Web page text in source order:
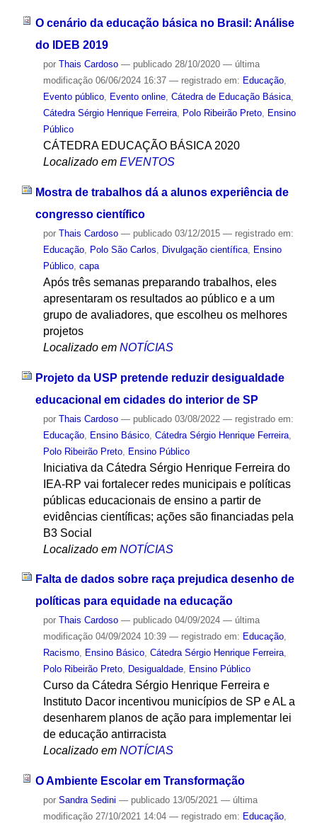
O cenário da educação básica no Brasil: Análise
do IDEB 2019
por Thais Cardoso — publicado28/10/2020 — última
modificação06/06/2024 16:37 — registrado em: Educação,
Evento público, Evento online, Cátedra de Educação Básica,
Cátedra Sérgio Henrique Ferreira, Polo Ribeirão Preto, Ensino
Público
CÁTEDRA EDUCAÇÃO BÁSICA 2020
Localizado em EVENTOS
Mostra de trabalhos dá a alunos experiência de
congresso científico
por Thais Cardoso — publicado03/12/2015 — registrado em:
Educação, Polo São Carlos, Divulgação científica, Ensino
Público, capa
Após três semanas preparando trabalhos, eles
apresentaram os resultados ao público e a um
grupo de avaliadores, que escolheu os melhores
projetos
Localizado em NOTÍCIAS
Projeto da USP pretende reduzir desigualdade
educacional em cidades do interior de SP
por Thais Cardoso — publicado03/08/2022 — registrado em:
Educação, Ensino Básico, Cátedra Sérgio Henrique Ferreira,
Polo Ribeirão Preto, Ensino Público
Iniciativa da Cátedra Sérgio Henrique Ferreira do
IEA-RP vai fortalecer redes municipais e políticas
públicas educacionais de ensino a partir de
evidências científicas; ações são financiadas pela
B3 Social
Localizado em NOTÍCIAS
Falta de dados sobre raça prejudica desenho de
políticas para equidade na educação
por Thais Cardoso — publicado04/09/2024 — última
modificação04/09/2024 10:39 — registrado em: Educação,
Racismo, Ensino Básico, Cátedra Sérgio Henrique Ferreira,
Polo Ribeirão Preto, Desigualdade, Ensino Público
Curso da Cátedra Sérgio Henrique Ferreira e
Instituto Dacor incentivou municípios de SP e AL a
desenharem planos de ação para implementar lei
de educação antirracista
Localizado em NOTÍCIAS
O Ambiente Escolar em Transformação
por Sandra Sedini — publicado13/05/2021 — última
modificação27/10/2021 14:04 — registrado em: Educação,